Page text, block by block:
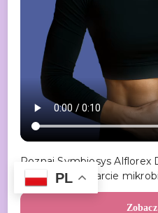
Poznaj Symbiosys Alflorex
codzienne wsparcie
PL